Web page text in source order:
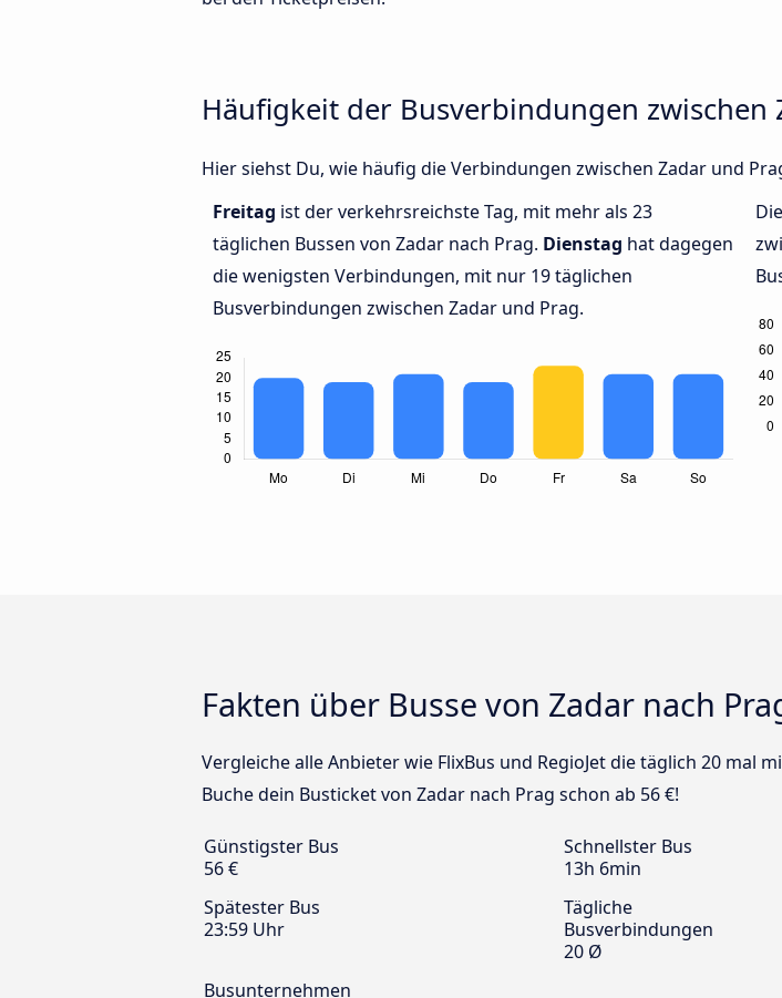
Häufigkeit der Busverbindungen zwischen
Hier siehst Du, wie häufig die Verbindungen zwischen Zadar und
Freitag ist der verkehrsreichste Tag, mit mehr als 23
täglichen Bussen von Zadar nach Prag. Dienstag hat dagegen
die wenigsten Verbindungen, mit nur 19 täglichen
Busverbindungen zwischen Zadar und Prag.
Fakten über Busse von Zadar nach
Vergleiche alle Anbieter wie FlixBus und RegioJet die täglich 20 mal
Buche dein Busticket von Zadar nach Prag schon ab 56 €!
Günstigster Bus
56 €
Schnellster Bus
13h 6min
Spätester Bus
23:59 Uhr
Tägliche
Busverbindungen
20 Ø
Busunternehmen